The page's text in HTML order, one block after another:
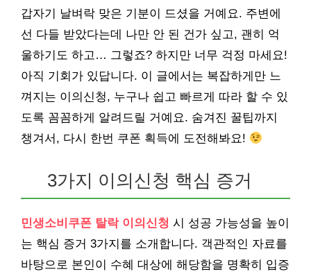
갑자기 날벼락 맞은 기분이 드셨을 거예요. 주변에
선 다들 받았다는데 나만 안 된 건가 싶고, 괜히 억
울하기도 하고… 그렇죠? 하지만 너무 걱정 마세요!
아직 기회가 있답니다. 이 글에서는 복잡하게만 느
껴지는 이의신청, 누구나 쉽고 빠르게 따라 할 수 있
도록 꼼꼼하게 알려드릴 거예요. 숨겨진 꿀팁까지
챙겨서, 다시 한번 쿠폰 획득에 도전해봐요!
3가지 이의신청 핵심 증거
민생소비쿠폰 탈락 이의신청 시 성공 가능성을 높이
는 핵심 증거 3가지를 소개합니다. 객관적인 자료를
바탕으로 본인이 수혜 대상에 해당함을 명확히 입증